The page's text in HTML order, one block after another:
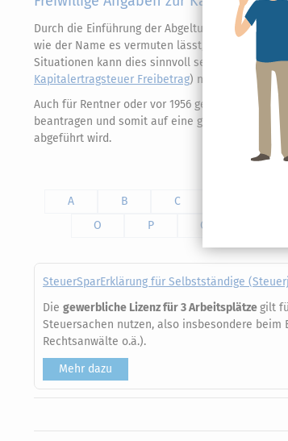
Durch die Einführung der Abgeltungsteuer ist
wie der Name es vermuten lässt, abgegolten.
Situationen kann dies sinnvoll sein. Etwa, um
Kapitalertragsteuer Freibetrag) nicht
Auch für Rentner oder vor 1956 geborene
beantragen und somit auf eine geringere
abgeführt wird.
A
B C
O
P Q
SteuerSparErklärung für Selbstständige
Die gewerbliche Lizenz für 3 Arbeitsplätzegilt
Steuersachen nutzen, also insbesondere
Rechtsanwälte o.ä.).
Mehr dazu